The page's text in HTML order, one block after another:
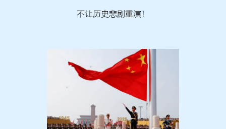
不让历史悲剧重演！